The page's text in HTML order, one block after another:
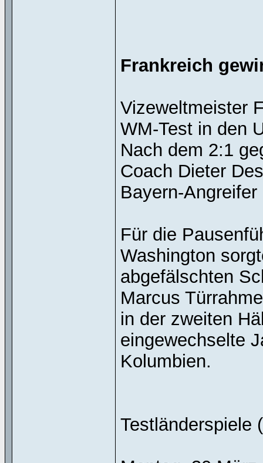
Frankreich
Vizeweltmeister
WM-Test in den
Nach dem 2:1
Coach Dieter
Bayern-
Für die
Washington
abgefälschten
Marcus
in der zweiten
eingewechselte
Kolumbien.
Testländerspiele